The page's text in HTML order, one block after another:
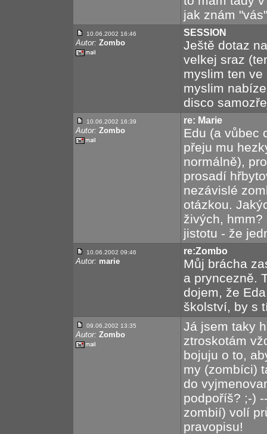
jak znám
10.06.2002 16:46
Autor: Zombo
SESSION
Ještě dotaz
velkej sraz
myslim ten
myslim
disco
10.06.2002 16:39
Autor: Zombo
re: Marie
Edu (a vůbec
přeju mu
normálně),
prosadí
nezávislé
otázkou.
živých,
jistotu - že
10.06.2002 09:46
Autor: marie
re:Zombo
Můj brácha
a pryncezně.
dojem, že
školství, by s
09.06.2002 13:35
Autor: Zombo
Já jsem taky
ztroskotám
bojuju o to,
my (zombíci)
do
podpoříš? ;-)
zombií) volí
pravopisu!